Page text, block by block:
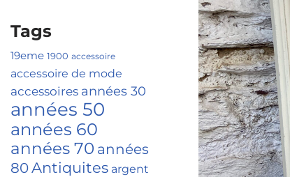
Tags
19eme 1900 accessoire
accessoire de mode
accessoires années 30
années 50
années 60
années 70 années
80Antiquites argent